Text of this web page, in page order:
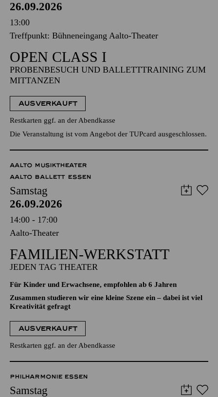
26.09.2026
13:00
Treffpunkt: Bühneneingang Aalto-Theater
OPEN CLASS I
PROBENBESUCH UND BALLETTTRAINING ZUM
MITTANZEN
AUSVERKAUFT
Restkarten ggf. an der Abendkasse
Die Veranstaltung ist vom Angebot der TUPcard ausgeschlossen.
AALTO MUSIKTHEATER
AALTO BALLETT ESSEN
Samstag
26.09.2026
14:00 - 17:00
Aalto-Theater
FAMILIEN-WERKSTATT
JEDEN TAG THEATER
Für Kinder und Erwachsene, empfohlen ab 6 Jahren
Zusammen studieren wir eine kleine Szene ein – dabei ist viel
Kreativität gefragt
AUSVERKAUFT
Restkarten ggf. an der Abendkasse
PHILHARMONIE ESSEN
Samstag